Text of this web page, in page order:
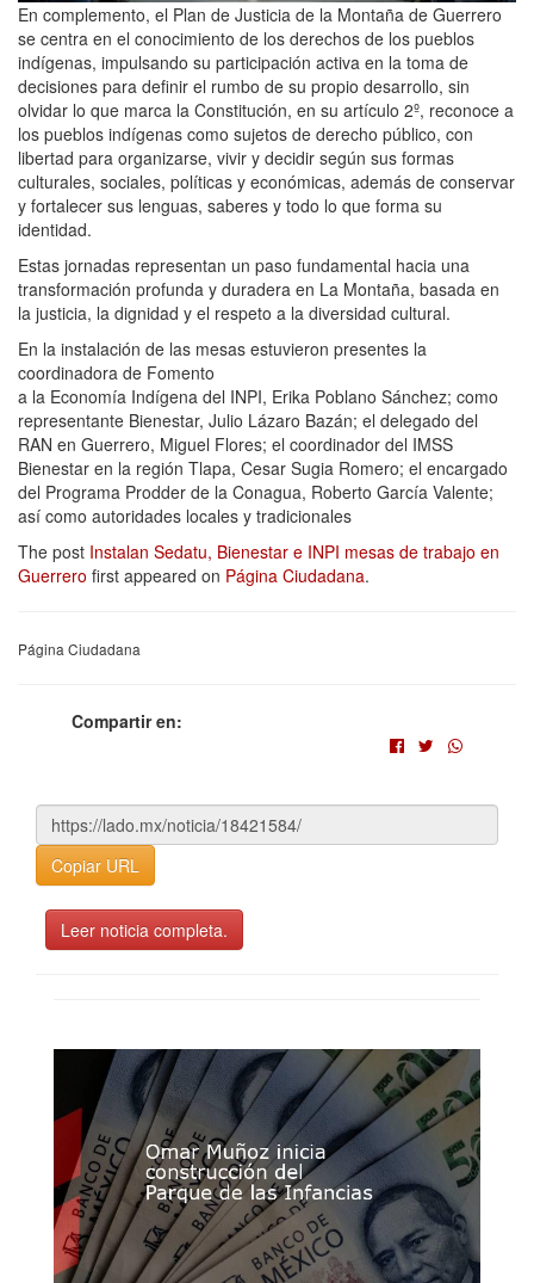
En complemento, el Plan de Justicia de la Montaña de Guerrero
se centra en el conocimiento de los derechos de los pueblos
indígenas, impulsando su participación activa en la toma de
decisiones para definir el rumbo de su propio desarrollo, sin
olvidar lo que marca la Constitución, en su artículo 2º, reconoce a
los pueblos indígenas como sujetos de derecho público, con
libertad para organizarse, vivir y decidir según sus formas
culturales, sociales, políticas y económicas, además de conservar
y fortalecer sus lenguas, saberes y todo lo que forma su
identidad.
Estas jornadas representan un paso fundamental hacia una
transformación profunda y duradera en La Montaña, basada en
la justicia, la dignidad y el respeto a la diversidad cultural.
En la instalación de las mesas estuvieron presentes la
coordinadora de Fomento
a la Economía Indígena del INPI, Erika Poblano Sánchez; como
representante Bienestar, Julio Lázaro Bazán; el delegado del
RAN en Guerrero, Miguel Flores; el coordinador del IMSS
Bienestar en la región Tlapa, Cesar Sugia Romero; el encargado
del Programa Prodder de la Conagua, Roberto García Valente;
así como autoridades locales y tradicionales
The post Instalan Sedatu, Bienestar e INPI mesas de trabajo en
Guerrero first appeared on Página Ciudadana.
Página Ciudadana
Compartir en:
Copiar URL
Leer noticia completa.